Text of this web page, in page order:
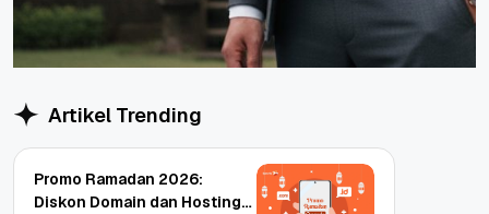
Artikel Trending
Promo Ramadan 2026:
Diskon Domain dan Hosting